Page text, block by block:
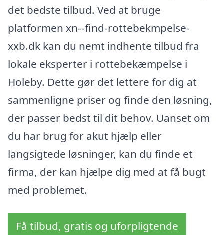
det bedste tilbud. Ved at bruge
platformen xn--find-rottebekmpelse-
xxb.dk kan du nemt indhente tilbud fra
lokale eksperter i rottebekæmpelse i
Holeby. Dette gør det lettere for dig at
sammenligne priser og finde den løsning,
der passer bedst til dit behov. Uanset om
du har brug for akut hjælp eller
langsigtede løsninger, kan du finde et
firma, der kan hjælpe dig med at få bugt
med problemet.
Få tilbud, gratis og uforpligtende